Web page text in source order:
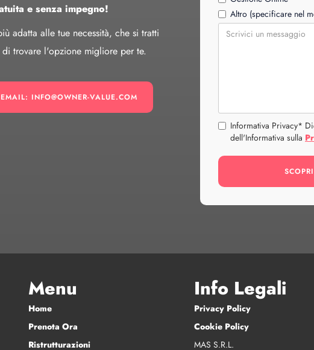
e senza impegno!
adatta alle tue necessità, che si tratti
trovare l'opzione migliore per te.
EMAIL: INFO@OWNER-VALUE.COM
Altro (specificare nel
Informativa Privacy*
dell'Informativa sulla
Menu
Home
Prenota Ora
Ristrutturazioni
Info Legali
Privacy Policy
Cookie Policy
MAS S.R.L.